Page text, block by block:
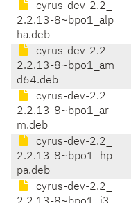
cyrus-dev-2.2_
2.2.13-8~bpo1_alp
ha.deb
cyrus-dev-2.2_
2.2.13-8~bpo1_am
d64.deb
cyrus-dev-2.2_
2.2.13-8~bpo1_ar
m.deb
cyrus-dev-2.2_
2.2.13-8~bpo1_hp
pa.deb
cyrus-dev-2.2_